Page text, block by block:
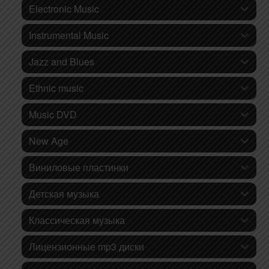
Electronic Music
Instrumental Music
Jazz and Blues
Ethnic music
Music DVD
New Age
Виниловые пластинки
Детская музыка
Классическая музыка
Лицензионные mp3 диски